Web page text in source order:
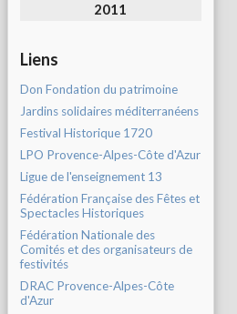
2011
Liens
Don Fondation du patrimoine
Jardins solidaires méditerranéens
Festival Historique 1720
LPO Provence-Alpes-Côte d'Azur
Ligue de l'enseignement 13
Fédération Française des Fêtes et
Spectacles Historiques
Fédération Nationale des
Comités et des organisateurs de
festivités
DRAC Provence-Alpes-Côte
d'Azur